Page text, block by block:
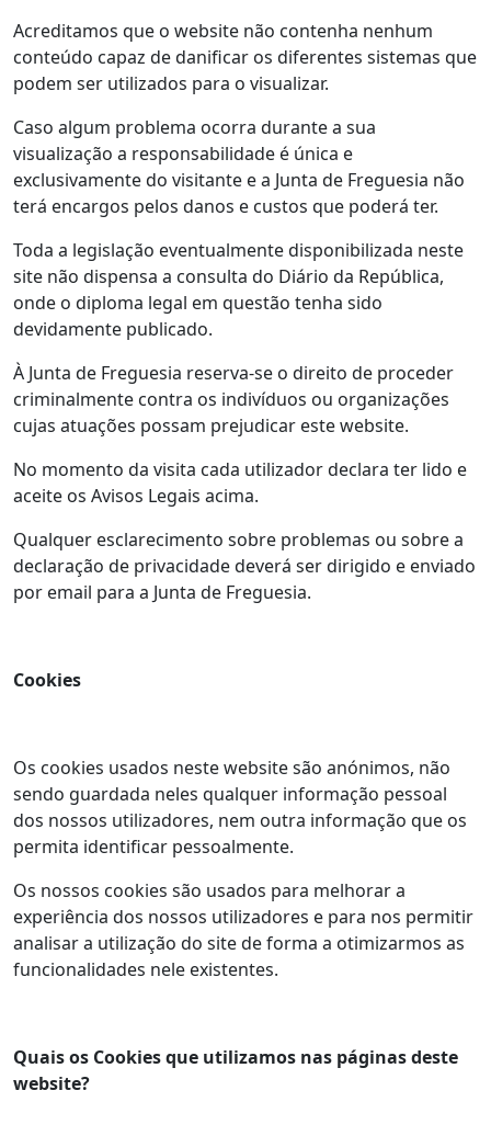
Acreditamos que o website não contenha nenhum
conteúdo capaz de danificar os diferentes sistemas que
podem ser utilizados para o visualizar.
Caso algum problema ocorra durante a sua
visualização a responsabilidade é única e
exclusivamente do visitante e a Junta de Freguesia não
terá encargos pelos danos e custos que poderá ter.
Toda a legislação eventualmente disponibilizada neste
site não dispensa a consulta do Diário da República,
onde o diploma legal em questão tenha sido
devidamente publicado.
À Junta de Freguesia reserva-se o direito de proceder
criminalmente contra os indivíduos ou organizações
cujas atuações possam prejudicar este website.
No momento da visita cada utilizador declara ter lido e
aceite os Avisos Legais acima.
Qualquer esclarecimento sobre problemas ou sobre a
declaração de privacidade deverá ser dirigido e enviado
por email para a Junta de Freguesia.
Cookies
Os cookies usados neste website são anónimos, não
sendo guardada neles qualquer informação pessoal
dos nossos utilizadores, nem outra informação que os
permita identificar pessoalmente.
Os nossos cookies são usados para melhorar a
experiência dos nossos utilizadores e para nos permitir
analisar a utilização do site de forma a otimizarmos as
funcionalidades nele existentes.
Quais os Cookies que utilizamos nas páginas deste
website?